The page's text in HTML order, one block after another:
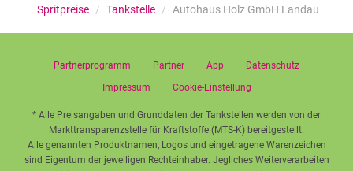
Spritpreise / Tankstelle / Autohaus Holz GmbH Landau
Partnerprogramm Partner App
Datenschutz
Impressum
Cookie-Einstellung
* Alle Preisangaben und Grunddaten der Tankstellen werden von der
Markttransparenzstelle für Kraftstoffe (MTS-K) bereitgestellt.
Alle genannten Produktnamen, Logos und eingetragene Warenzeichen
sind Eigentum der jeweiligen Rechteinhaber. Jegliches Weiterverarbeiten